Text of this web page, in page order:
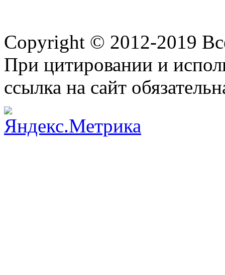
Copyright © 2012-2019
При цитировании и
ссылка на сайт